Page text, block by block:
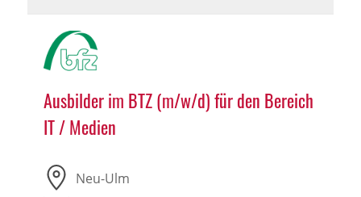
Ausbilder im BTZ (m/w/d) für den Bereich
IT / Medien
Neu-Ulm